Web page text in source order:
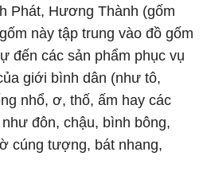
Phát, Hương Thành (gốm
này tập trung vào đồ gốm
đến các sản phẩm phục vụ
giới bình dân (như tô,
nhổ, ơ, thố, ấm hay các
đôn, chậu, bình bông,
cúng tượng, bát nhang,